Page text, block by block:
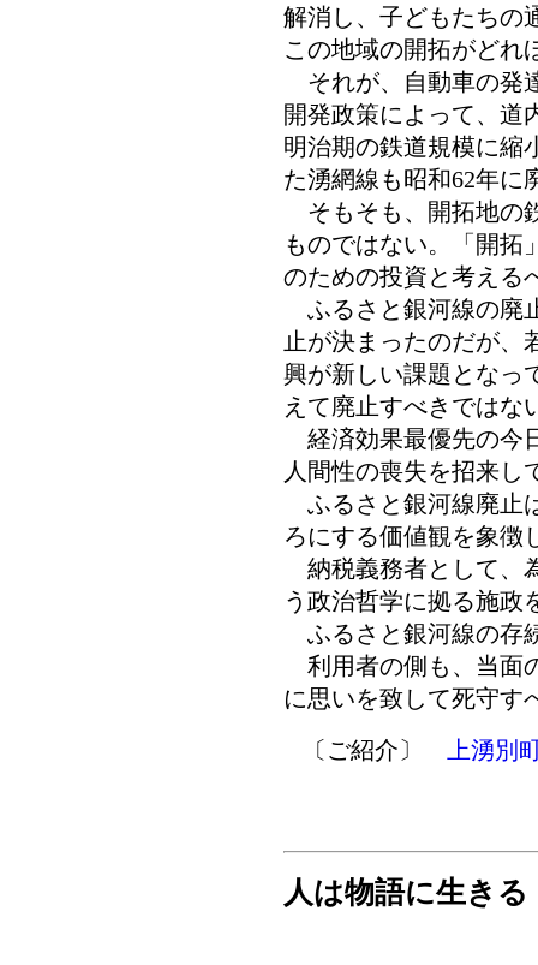
解消し、子どもたちの
この地域の開拓がどれ
それが、自動車の発
開発政策によって、道
明治期の鉄道規模に縮
た湧網線も昭和62年に
そもそも、開拓地の
ものではない。「開拓
のための投資と考える
ふるさと銀河線の廃
止が決まったのだが、
興が新しい課題となっ
えて廃止すべきではな
経済効果最優先の今
人間性の喪失を招来し
ふるさと銀河線廃止
ろにする価値観を象徴
納税義務者として、
う政治哲学に拠る施政
ふるさと銀河線の存
利用者の側も、当面
に思いを致して死守す
〔ご紹介〕
上湧別
人は物語に生きる